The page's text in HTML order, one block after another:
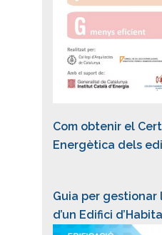
Com obtenir el
Energètica dels
Guia per
d’un Edifici